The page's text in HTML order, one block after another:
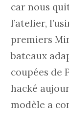
car nous
l’atelier,
premiers
bateaux
coupées de
hacké
modèle a